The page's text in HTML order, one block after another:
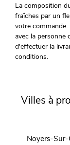
La composition
fraîches par un
votre
avec la personne
d'effectuer la
conditions.
Villes à
Noyers-Sur-